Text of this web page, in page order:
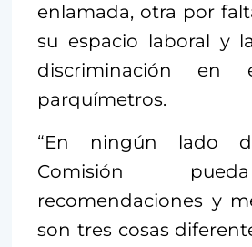
enlamada, otra por
su espacio laboral y
discriminación
parquímetros.
“En ningún lado
Comisión
recomendaciones y
son tres cosas